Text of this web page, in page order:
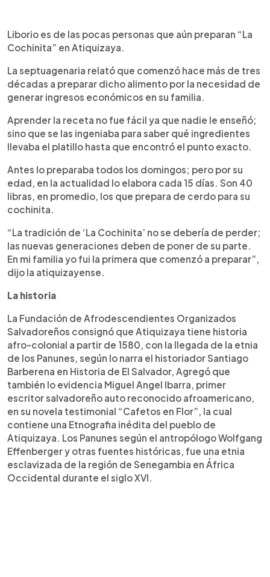
Liborio es de las pocas personas que aún preparan “La
Cochinita” en Atiquizaya.
La septuagenaria relató que comenzó hace más de tres
décadas a preparar dicho alimento por la necesidad de
generar ingresos económicos en su familia.
Aprender la receta no fue fácil ya que nadie le enseñó;
sino que se las ingeniaba para saber qué ingredientes
llevaba el platillo hasta que encontró el punto exacto.
Antes lo preparaba todos los domingos; pero por su
edad, en la actualidad lo elabora cada 15 días. Son 40
libras, en promedio, los que prepara de cerdo para su
cochinita.
“La tradición de ‘La Cochinita’ no se debería de perder;
las nuevas generaciones deben de poner de su parte.
En mi familia yo fui la primera que comenzó a preparar”,
dijo la atiquizayense.
La historia
La Fundación de Afrodescendientes Organizados
Salvadoreños consignó que Atiquizaya tiene historia
afro-colonial a partir de 1580, con la llegada de la etnia
de los Panunes, según lo narra el historiador Santiago
Barberena en Historia de El Salvador, Agregó que
también lo evidencia Miguel Angel Ibarra, primer
escritor salvadoreño auto reconocido afroamericano,
en su novela testimonial “Cafetos en Flor”, la cual
contiene una Etnografia inédita del pueblo de
Atiquizaya. Los Panunes según el antropólogo Wolfgang
Effenberger y otras fuentes históricas, fue una etnia
esclavizada de la región de Senegambia en África
Occidental durante el siglo XVI.